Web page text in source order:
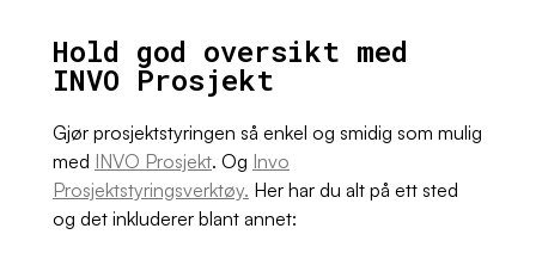
Hold god oversikt med
INVO Prosjekt
Gjør prosjektstyringen så enkel og smidig som mulig
med INVO Prosjekt. Og Invo
Prosjektstyringsverktøy. Her har du alt på ett sted
og det inkluderer blant annet: